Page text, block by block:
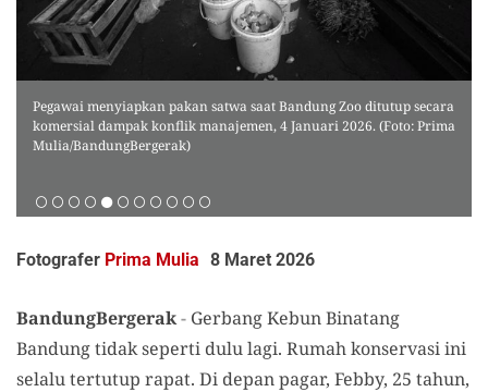
Pegawai menyiapkan pakan satwa saat Bandung Zoo ditutup secara
komersial dampak konflik manajemen, 4 Januari 2026. (Foto: Prima
Mulia/BandungBergerak)
Fotografer Prima Mulia 8 Maret 2026
BandungBergerak- Gerbang Kebun Binatang
Bandung tidak seperti dulu lagi. Rumah konservasi ini
selalu tertutup rapat. Di depan pagar, Febby, 25 tahun,